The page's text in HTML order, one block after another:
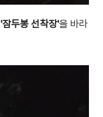
'잠두봉 선착장'을 바라